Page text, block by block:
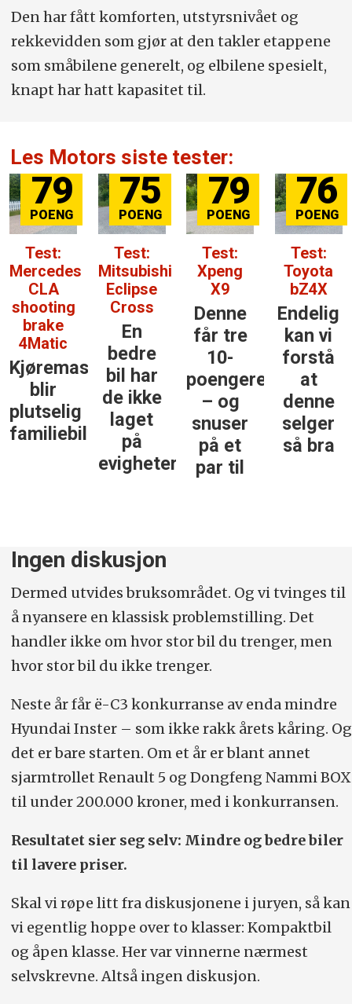
Den har fått komforten, utstyrsnivået og
rekkevidden som gjør at den takler etappene
som småbilene generelt, og elbilene spesielt,
knapt har hatt kapasitet til.
Les Motors siste tester:
79
Test:
Mercedes
CLA
shooting
brake
4Matic
Kjøremaskinen
blir
plutselig
familiebil
75
Test:
Mitsubishi
Eclipse
Cross
En
bedre
bil har
de ikke
laget
på
evigheter
79
Test:
Xpeng
X9
Denne
får tre
10-
poengere
– og
snuser
på et
par til
76
Test:
Toyota
bZ4X
Endelig
kan vi
forstå
at
denne
selger
så bra
Ingen diskusjon
Dermed utvides bruksområdet. Og vi tvinges til
å nyansere en klassisk problemstilling. Det
handler ikke om hvor stor bil du trenger, men
hvor stor bil du ikke trenger.
Neste år får ë-C3 konkurranse av enda mindre
Hyundai Inster – som ikke rakk årets kåring. Og
det er bare starten. Om et år er blant annet
sjarmtrollet Renault 5 og Dongfeng Nammi BOX
til under 200.000 kroner, med i konkurransen.
Resultatet sier seg selv: Mindre og bedre biler
til lavere priser.
Skal vi røpe litt fra diskusjonene i juryen, så kan
vi egentlig hoppe over to klasser: Kompaktbil
og åpen klasse. Her var vinnerne nærmest
selvskrevne. Altså ingen diskusjon.